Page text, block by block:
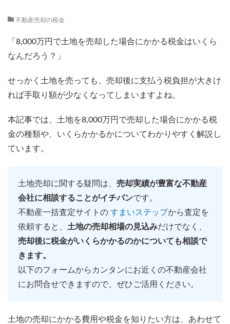
不動産売却の税金
「8,000万円で土地を売却した場合にかかる税金はいくら
なんだろう？」
せっかく土地を売っても、売却後に支払う税負担が大きけ
れば手取り額が少なくなってしまいますよね。
本記事では、土地を8,000万円で売却した場合にかかる税
金の種類や、いくらかかるかについてわかりやすく解説し
ています。
土地売却に関する疑問は、 売却実績が豊富な不動産
会社に相談することがイチバンです。
不動産一括査定サイトの すまいステップから査定を
依頼すると、 土地の売却相場の見込みだけでなく、
売却後に税金がいくらかかるのかについても相談で
きます。
以下のフォームからカンタンにお近くの不動産会社
にお問合せできますので、ぜひご活用ください。
土地の売却にかかる費用や税金を知りたい方は、あわせて